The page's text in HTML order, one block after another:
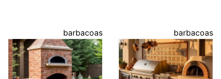
barbacoas barbacoas